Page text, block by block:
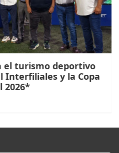
el turismo deportivo
Interfiliales y la Copa
2026*